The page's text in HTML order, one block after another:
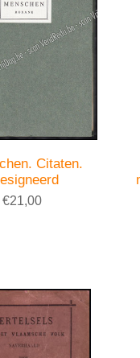
Citaten.
€21,00